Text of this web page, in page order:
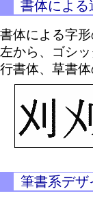
書体による
書体による字形
左から、ゴシ
行書体、草書体
筆書系デザ